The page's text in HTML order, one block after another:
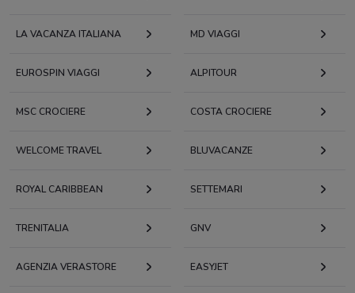
LA VACANZA ITALIANA MD VIAGGI
EUROSPIN VIAGGI ALPITOUR
MSC CROCIERE COSTA CROCIERE
WELCOME TRAVEL BLUVACANZE
ROYAL CARIBBEAN SETTEMARI
TRENITALIA GNV
AGENZIA VERASTORE EASYJET